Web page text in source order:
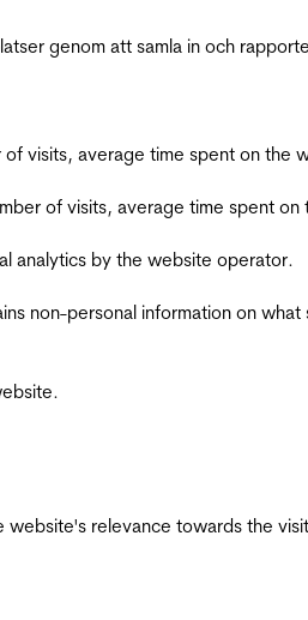
genom att samla in och
visits, average time spent on the
of visits, average time spent
analytics by the website operator.
non-personal information on
relevance towards the